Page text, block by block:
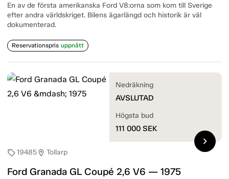
En av de första amerikanska Ford V8:orna som kom till Sverige
efter andra världskriget. Bilens ägarlängd och historik är väl
dokumenterad.
Reservationspris uppnått
sell19485location_on Tollarp
Ford Granada GL Coupé 2,6 V6 — 1975
Nedräkning
AVSLUTAD
Högsta bud
111 000 SEK
chevron_right